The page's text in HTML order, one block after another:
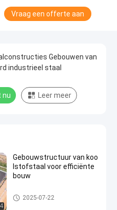
Vraag een offerte aan
Gebouwen van
industrieel staal
nu Leer meer
Gebouwstructuur van koo
lstofstaal voor efficiënte
bouw
Staalconstructie
2025-07-22